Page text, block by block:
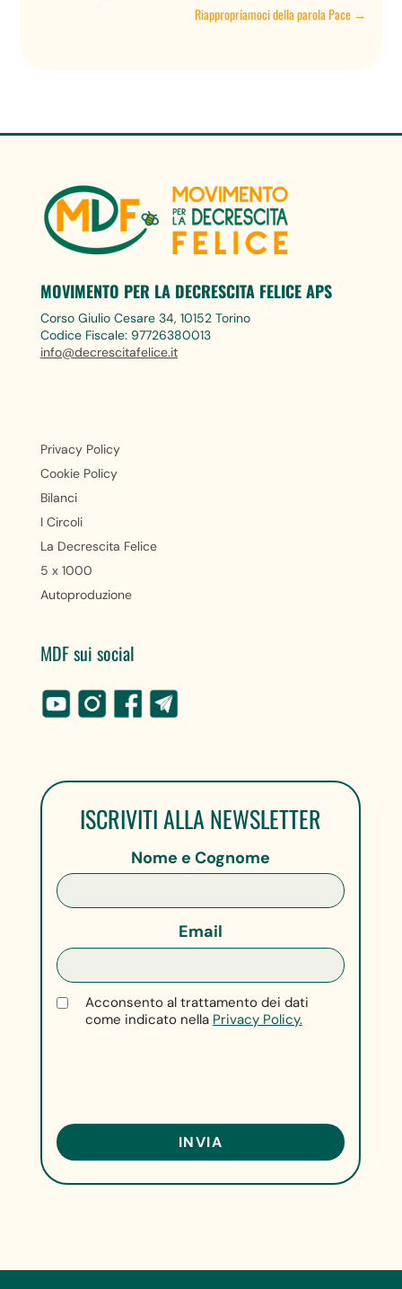
Riappropriamoci della parola Pace→
MOVIMENTO PER LA DECRESCITA FELICE APS
Corso Giulio Cesare 34, 10152 Torino
Codice Fiscale: 97726380013
info@decrescitafelice.it
Privacy Policy
Cookie Policy
Bilanci
I Circoli
La Decrescita Felice
5 x 1000
Autoproduzione
MDF sui social
ISCRIVITI ALLA NEWSLETTER
Nome e Cognome
Email
Acconsento al trattamento dei dati
come indicato nella Privacy Policy.